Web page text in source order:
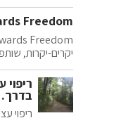
Freedom
יקרים-יקרות,